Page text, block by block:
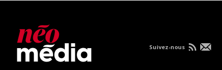
Suivez-nous